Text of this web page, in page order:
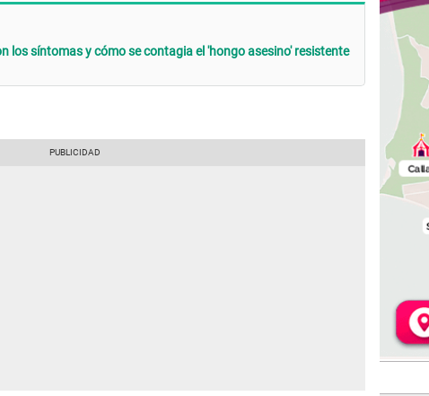
los síntomas y cómo se contagia el 'hongo asesino' resistente